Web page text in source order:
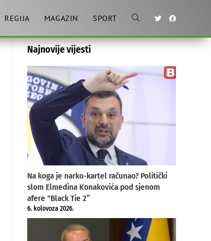
REGIJA MAGAZIN SPORT Toggle
Najnovije vijesti
Na koga je narko-kartel računao? Politički
slom Elmedina Konakovića pod sjenom
afere “Black Tie 2”
6. kolovoza 2026.